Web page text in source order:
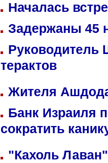
Началась
Задержаны 45
Руководитель
терактов
Жителя
Банк Израиля
сократить
"Кахоль